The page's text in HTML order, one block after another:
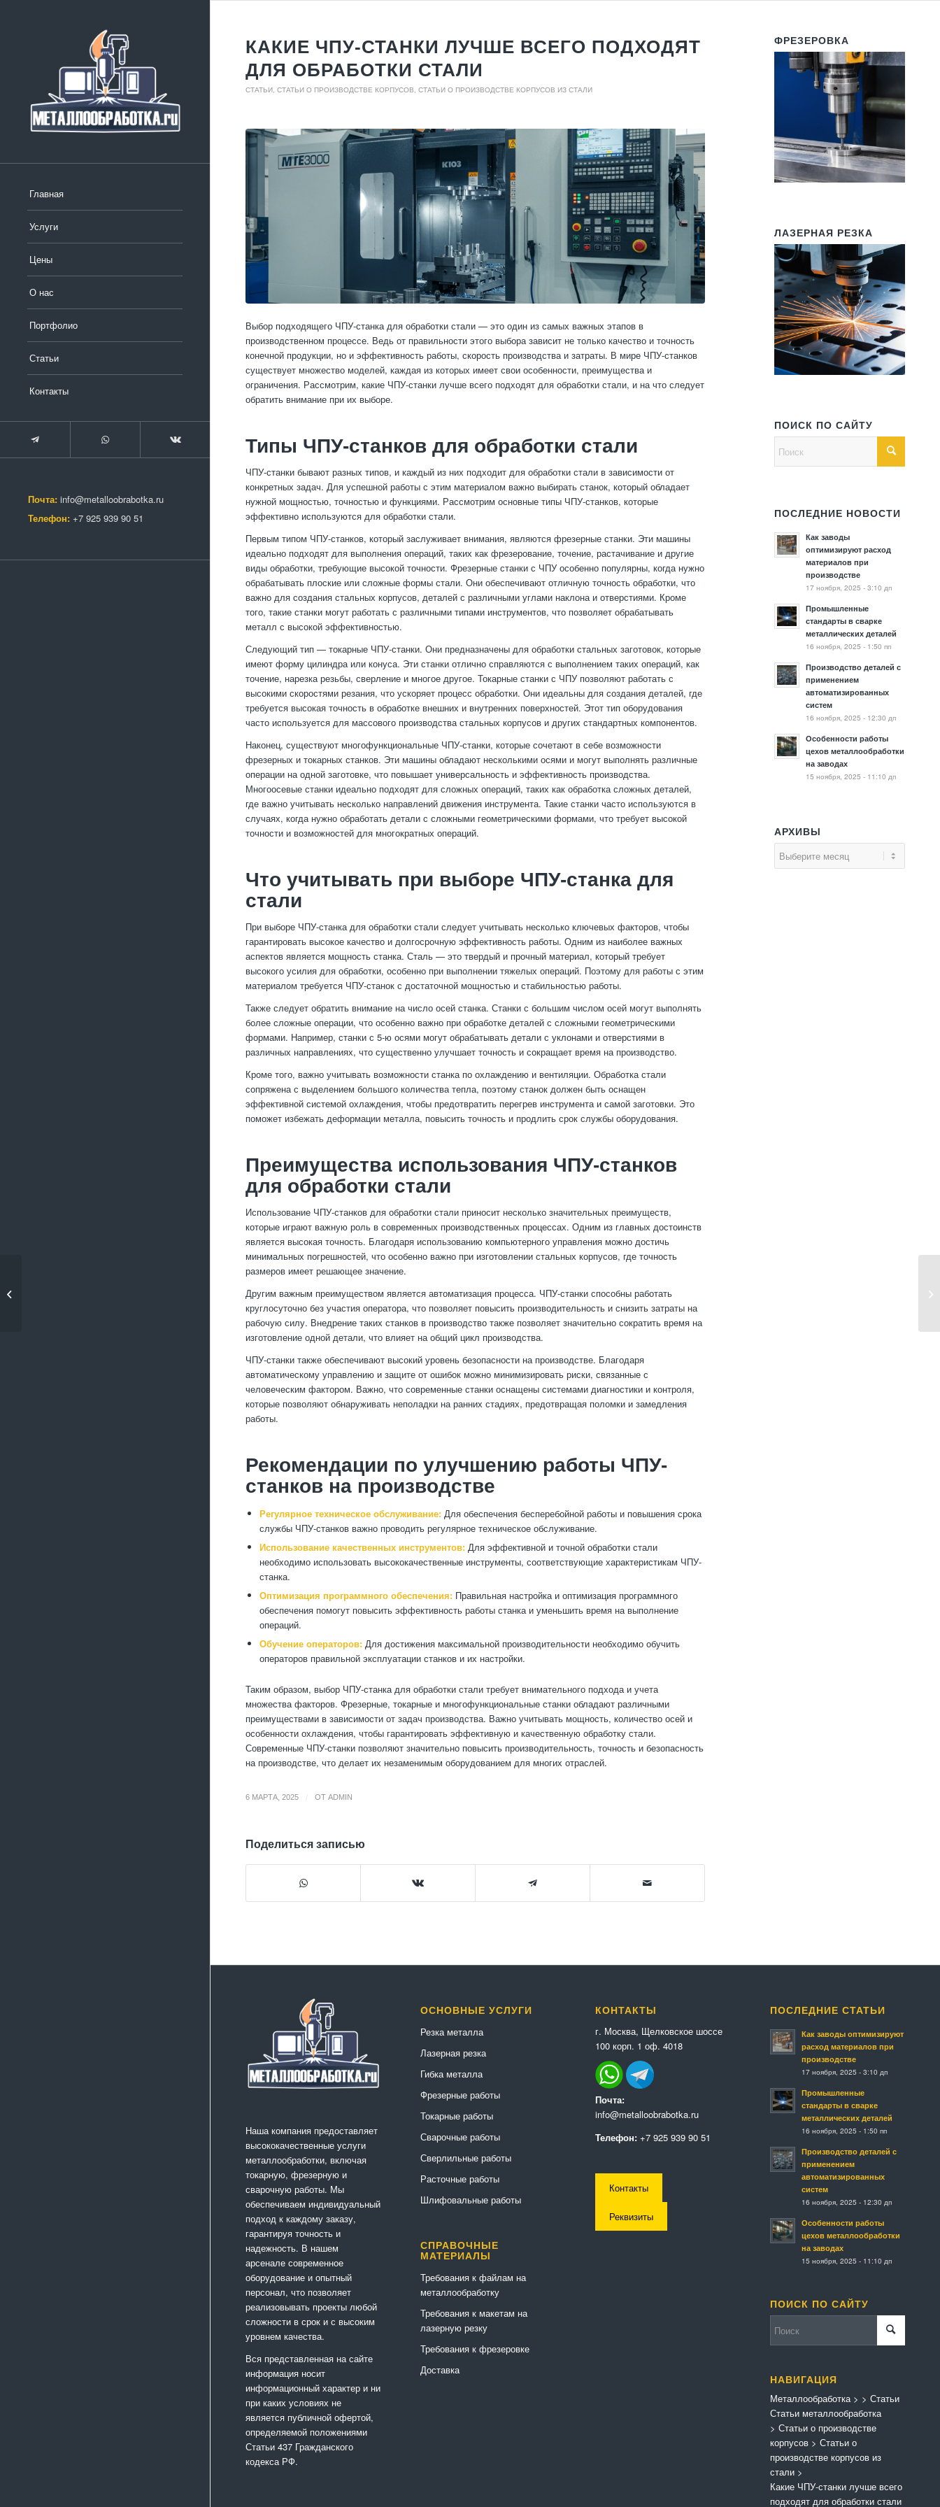
Главная
Услуги
Цены
О нас
Портфолио
Статьи
Контакты
Почта: info@metalloobrabotka.ru
Телефон: +7 925 939 90 51
КАКИЕ ЧПУ-СТАНКИ ЛУЧШЕ ВСЕГО ПОДХОДЯТ
ДЛЯ ОБРАБОТКИ СТАЛИ
СТАТЬИ СТАТЬИ О ПРОИЗВОДСТВЕ КОРПУСОВ СТАТЬИ О ПРОИЗВОДСТВЕ КОРПУСОВ ИЗ СТАЛИ
Выбор подходящего ЧПУ-станка для обработки стали — это один из самых важных этапов в
производственном процессе. Ведь от правильности этого выбора зависит не только качество и точность
конечной продукции, но и эффективность работы, скорость производства и затраты. В мире ЧПУ-станков
существует множество моделей, каждая из которых имеет свои особенности, преимущества и
ограничения. Рассмотрим, какие ЧПУ-станки лучше всего подходят для обработки стали, и на что следует
обратить внимание при их выборе.
Типы ЧПУ-станков для обработки стали
ЧПУ-станки бывают разных типов, и каждый из них подходит для обработки стали в зависимости от
конкретных задач. Для успешной работы с этим материалом важно выбирать станок, который обладает
нужной мощностью, точностью и функциями. Рассмотрим основные типы ЧПУ-станков, которые
эффективно используются для обработки стали.
Первым типом ЧПУ-станков, который заслуживает внимания, являются фрезерные станки. Эти машины
идеально подходят для выполнения операций, таких как фрезерование, точение, растачивание и другие
виды обработки, требующие высокой точности. Фрезерные станки с ЧПУ особенно популярны, когда нужно
обрабатывать плоские или сложные формы стали. Они обеспечивают отличную точность обработки, что
важно для создания стальных корпусов, деталей с различными углами наклона и отверстиями. Кроме
того, такие станки могут работать с различными типами инструментов, что позволяет обрабатывать
металл с высокой эффективностью.
Следующий тип — токарные ЧПУ-станки. Они предназначены для обработки стальных заготовок, которые
имеют форму цилиндра или конуса. Эти станки отлично справляются с выполнением таких операций, как
точение, нарезка резьбы, сверление и многое другое. Токарные станки с ЧПУ позволяют работать с
высокими скоростями резания, что ускоряет процесс обработки. Они идеальны для создания деталей, где
требуется высокая точность в обработке внешних и внутренних поверхностей. Этот тип оборудования
часто используется для массового производства стальных корпусов и других стандартных компонентов.
Наконец, существуют многофункциональные ЧПУ-станки, которые сочетают в себе возможности
фрезерных и токарных станков. Эти машины обладают несколькими осями и могут выполнять различные
операции на одной заготовке, что повышает универсальность и эффективность производства.
Многоосевые станки идеально подходят для сложных операций, таких как обработка сложных деталей,
где важно учитывать несколько направлений движения инструмента. Такие станки часто используются в
случаях, когда нужно обработать детали с сложными геометрическими формами, что требует высокой
точности и возможностей для многократных операций.
Что учитывать при выборе ЧПУ-станка для
стали
При выборе ЧПУ-станка для обработки стали следует учитывать несколько ключевых факторов, чтобы
гарантировать высокое качество и долгосрочную эффективность работы. Одним из наиболее важных
аспектов является мощность станка. Сталь — это твердый и прочный материал, который требует
высокого усилия для обработки, особенно при выполнении тяжелых операций. Поэтому для работы с этим
материалом требуется ЧПУ-станок с достаточной мощностью и стабильностью работы.
Также следует обратить внимание на число осей станка. Станки с большим числом осей могут выполнять
более сложные операции, что особенно важно при обработке деталей с сложными геометрическими
формами. Например, станки с 5-ю осями могут обрабатывать детали с уклонами и отверстиями в
различных направлениях, что существенно улучшает точность и сокращает время на производство.
Кроме того, важно учитывать возможности станка по охлаждению и вентиляции. Обработка стали
сопряжена с выделением большого количества тепла, поэтому станок должен быть оснащен
эффективной системой охлаждения, чтобы предотвратить перегрев инструмента и самой заготовки. Это
поможет избежать деформации металла, повысить точность и продлить срок службы оборудования.
Преимущества использования ЧПУ-станков
для обработки стали
Использование ЧПУ-станков для обработки стали приносит несколько значительных преимуществ,
которые играют важную роль в современных производственных процессах. Одним из главных достоинств
является высокая точность. Благодаря использованию компьютерного управления можно достичь
минимальных погрешностей, что особенно важно при изготовлении стальных корпусов, где точность
размеров имеет решающее значение.
Другим важным преимуществом является автоматизация процесса. ЧПУ-станки способны работать
круглосуточно без участия оператора, что позволяет повысить производительность и снизить затраты на
рабочую силу. Внедрение таких станков в производство также позволяет значительно сократить время на
изготовление одной детали, что влияет на общий цикл производства.
ЧПУ-станки также обеспечивают высокий уровень безопасности на производстве. Благодаря
автоматическому управлению и защите от ошибок можно минимизировать риски, связанные с
человеческим фактором. Важно, что современные станки оснащены системами диагностики и контроля,
которые позволяют обнаруживать неполадки на ранних стадиях, предотвращая поломки и замедления
работы.
Рекомендации по улучшению работы ЧПУ-
станков на производстве
Регулярное техническое обслуживание: Для обеспечения бесперебойной работы и повышения срока
службы ЧПУ-станков важно проводить регулярное техническое обслуживание.
Использование качественных инструментов: Для эффективной и точной обработки стали
необходимо использовать высококачественные инструменты, соответствующие характеристикам ЧПУ-
станка.
Оптимизация программного обеспечения: Правильная настройка и оптимизация программного
обеспечения помогут повысить эффективность работы станка и уменьшить время на выполнение
операций.
Обучение операторов: Для достижения максимальной производительности необходимо обучить
операторов правильной эксплуатации станков и их настройки.
Таким образом, выбор ЧПУ-станка для обработки стали требует внимательного подхода и учета
множества факторов. Фрезерные, токарные и многофункциональные станки обладают различными
преимуществами в зависимости от задач производства. Важно учитывать мощность, количество осей и
особенности охлаждения, чтобы гарантировать эффективную и качественную обработку стали.
Современные ЧПУ-станки позволяют значительно повысить производительность, точность и безопасность
на производстве, что делает их незаменимым оборудованием для многих отраслей.
6 МАРТА, 2025 ОТ ADMIN
Поделиться записью
ФРЕЗЕРОВКА
ЛАЗЕРНАЯ РЕЗКА
ПОИСК ПО САЙТУ
ПОСЛЕДНИЕ НОВОСТИ
Как заводы
оптимизируют расход
материалов при
производстве
17 ноября, 2025 - 3:10 дп
Промышленные
стандарты в сварке
металлических деталей
16 ноября, 2025 - 1:50 пп
Производство деталей с
применением
автоматизированных
систем
16 ноября, 2025 - 12:30 дп
Особенности работы
цехов металлообработки
на заводах
15 ноября, 2025 - 11:10 дп
АРХИВЫ
Наша компания предоставляет
высококачественные услуги
металлообработки, включая
токарную, фрезерную и
сварочную работы. Мы
обеспечиваем индивидуальный
подход к каждому заказу,
гарантируя точность и
надежность. В нашем
арсенале современное
оборудование и опытный
персонал, что позволяет
реализовывать проекты любой
сложности в срок и с высоким
уровнем качества.
Вся представленная на сайте
информация носит
информационный характер и ни
при каких условиях не
является публичной офертой,
определяемой положениями
Статьи 437 Гражданского
кодекса РФ.
ОСНОВНЫЕ УСЛУГИ
Резка металла
Лазерная резка
Гибка металла
Фрезерные работы
Токарные работы
Сварочные работы
Сверлильные работы
Расточные работы
Шлифовальные работы
СПРАВОЧНЫЕ
МАТЕРИАЛЫ
Требования к файлам на
металлообработку
Требования к макетам на
лазерную резку
Требования к фрезеровке
Доставка
КОНТАКТЫ
г. Москва, Щелковское шоссе
100 корп. 1 оф. 4018
Почта:
info@metalloobrabotka.ru
Телефон: +7 925 939 90 51
Контакты
Реквизиты
ПОСЛЕДНИЕ СТАТЬИ
Как заводы оптимизируют
расход материалов при
производстве
17 ноября, 2025 - 3:10 дп
Промышленные
стандарты в сварке
металлических деталей
16 ноября, 2025 - 1:50 пп
Производство деталей с
применением
автоматизированных
систем
16 ноября, 2025 - 12:30 дп
Особенности работы
цехов металлообработки
на заводах
15 ноября, 2025 - 11:10 дп
ПОИСК ПО САЙТУ
НАВИГАЦИЯ
Металлообработка>
Статьи металлообработка
> Статьи
> Статьи о производстве
корпусов> Статьи о
производстве корпусов из
стали>
Какие ЧПУ-станки лучше всего
подходят для обработки стали